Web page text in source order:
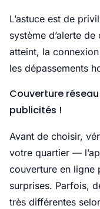
L’astuce est de
système d’alerte
atteint, la
les dépassements
Couverture
publicités !
Avant de choisir,
votre quartier —
couverture en ligne
surprises. Parfois,
très différentes